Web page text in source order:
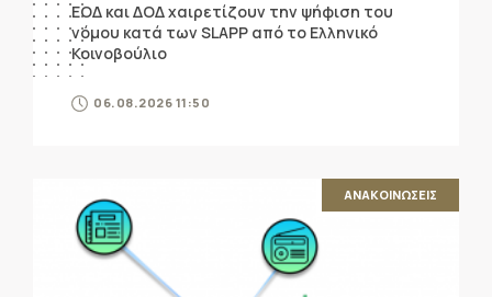
ΕΟΔ και ΔΟΔ χαιρετίζουν την ψήφιση του
νόμου κατά των SLAPP από το Ελληνικό
Κοινοβούλιο
06.08.2026 11:50
ΑΝΑΚΟΙΝΩΣΕΙΣ